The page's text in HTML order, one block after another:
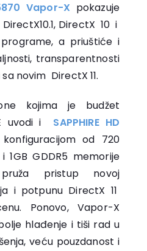
5870 Vapor-X pokazuje
DirectX 10 i
a priuštiće i
transparentnosti
novim DirectX 11.
kojima je budžet
uvodi i SAPPHIRE HD
od 720
GDDR5 memorije
pristup novoj
i potpunu DirectX 11
Ponovo, Vapor-X
hlađenje i tiši rad u
veću pouzdanost i